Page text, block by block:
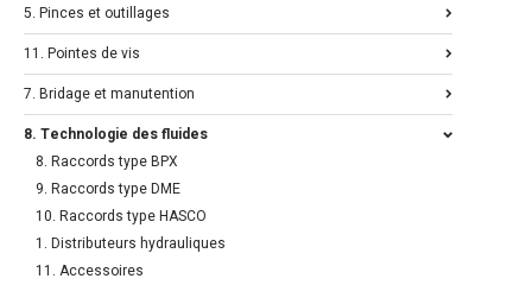
5. Pinces et outillages
11. Pointes de vis
7. Bridage et manutention
8. Technologie des fluides
8. Raccords type BPX
9. Raccords type DME
10. Raccords type HASCO
1. Distributeurs hydrauliques
11. Accessoires